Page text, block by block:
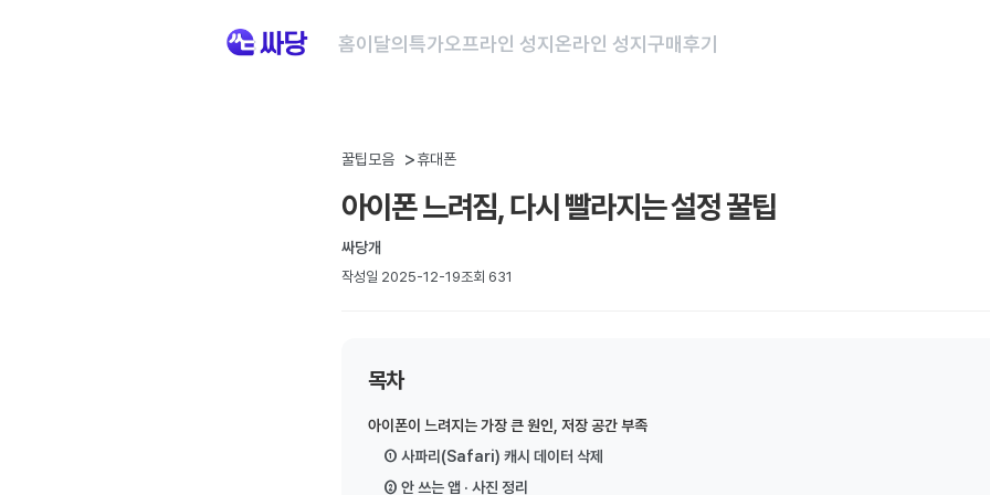
홈이달의특가오프라인 성지 온라인 성지 구매후기
휴대폰 개통 안면인증 시행, 바뀐 본인확인 절차 가이드
휴대폰 성지 완전정복: 온라인 vs 오프라인 비교
[SKT] 온가족할인 신규 가입 종료 안내 및 핵심 요약
[SKT] 온가족할인 신규 가입 종료 안내 및 핵심 요약 목차 1. 개요 2. 온가족할인 할인 구조 3. 2026년, 무엇이 언제 바뀌나 ...
꿀팁모음 휴대폰
아이폰 느려짐, 다시 빨라지는 설정 꿀팁
싸당개
작성일 2025-12-19조회 631
목차
아이폰이 느려지는 가장 큰 원인, 저장 공간 부족
① 사파리(Safari) 캐시 데이터 삭제
② 안 쓰는 앱 · 사진 정리